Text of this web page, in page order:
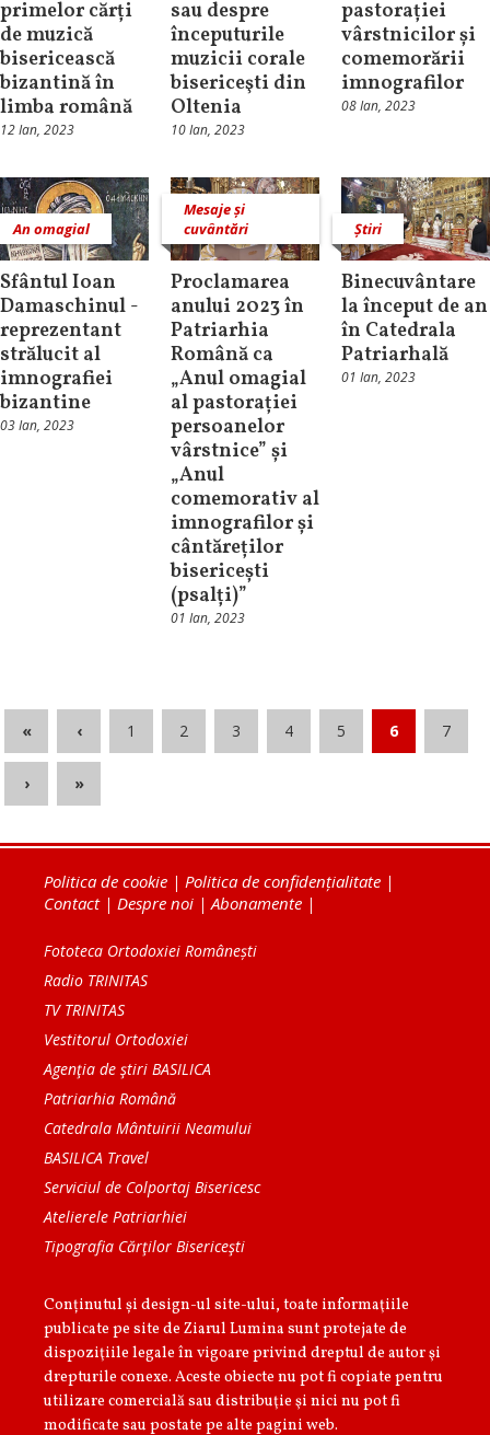
primelor cărți
de muzică
bisericească
bizantină în
limba română
12 Ian, 2023
sau despre
începuturile
muzicii corale
bisericeşti din
Oltenia
10 Ian, 2023
pastorației
vârstnicilor și
comemorării
imnografilor
08 Ian, 2023
An omagial
Sfântul Ioan
Damaschinul -
reprezentant
strălucit al
imnografiei
bizantine
03 Ian, 2023
Mesaje și
cuvântări
Proclamarea
anului 2023 în
Patriarhia
Română ca
„Anul omagial
al pastorației
persoanelor
vârstnice” și
„Anul
comemorativ al
imnografilor și
cântăreților
bisericești
(psalți)”
01 Ian, 2023
Știri
Binecuvântare
la început de an
în Catedrala
Patriarhală
01 Ian, 2023
« ‹ 1 2 3 4 5 6 7
› »
Politica de cookie | Politica de confidențialitate |
Contact| Despre noi |Abonamente |
Fototeca Ortodoxiei Românești
Radio TRINITAS
TV TRINITAS
Vestitorul Ortodoxiei
Agenţia de ştiri BASILICA
Patriarhia Română
Catedrala Mântuirii Neamului
BASILICA Travel
Serviciul de Colportaj Bisericesc
Atelierele Patriarhiei
Tipografia Cărţilor Bisericeşti
Conținutul și design-ul site-ului, toate informaţiile
publicate pe site de Ziarul Lumina sunt protejate de
dispoziţiile legale în vigoare privind dreptul de autor şi
drepturile conexe. Aceste obiecte nu pot fi copiate pentru
utilizare comercială sau distribuţie şi nici nu pot fi
modificate sau postate pe alte pagini web.